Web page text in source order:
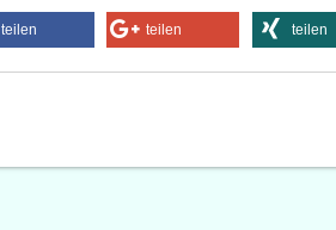
teilen teilen teilen